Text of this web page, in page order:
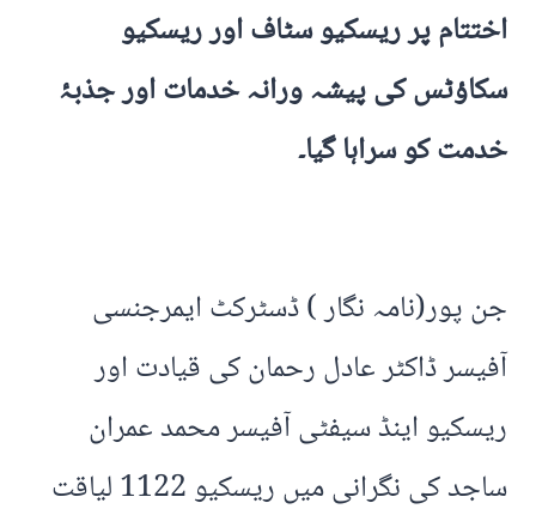
اختتام پر ریسکیو سٹاف اور ریسکیو
سکاؤٹس کی پیشہ ورانہ خدمات اور جذبۂ
خدمت کو سراہا گیا۔
جن پور(نامہ نگار ) ڈسٹرکٹ ایمرجنسی
آفیسر ڈاکٹر عادل رحمان کی قیادت اور
ریسکیو اینڈ سیفٹی آفیسر محمد عمران
ساجد کی نگرانی میں ریسکیو 1122 لیاقت